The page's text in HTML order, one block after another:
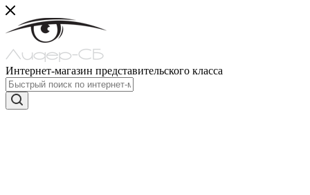
Интернет-магазин представительского класса